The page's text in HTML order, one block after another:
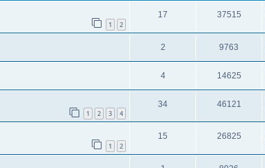
1 2
17 37515
2 9763
4 14625
1 2 3 4
34 46121
1 2
15 26825